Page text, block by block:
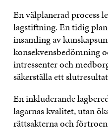
En välplanerad process
lagstiftning. En tidig
insamling av
konsekvensbedömning
intressenter och
säkerställa ett
En inkluderande
lagarnas kvalitet, utan
rättsakterna och